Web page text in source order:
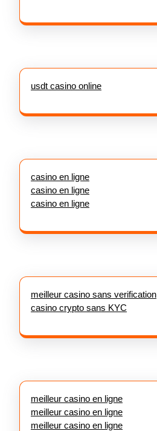
usdt casino online
casino en ligne
casino en ligne
casino en ligne
meilleur casino sans verification
casino crypto sans KYC
meilleur casino en ligne
meilleur casino en ligne
meilleur casino en ligne